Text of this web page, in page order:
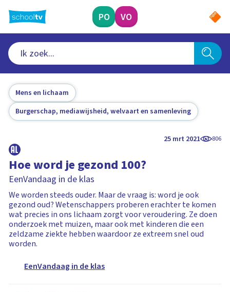
naar
hoofdinhoud
PO VO
Mens en lichaam
Burgerschap, mediawijsheid, welvaart en samenleving
25 mrt 2021 806
Hoe word je gezond 100?
EenVandaag in de klas
We worden steeds ouder. Maar de vraag is: word je ook
gezond oud? Wetenschappers proberen erachter te komen
wat precies in ons lichaam zorgt voor veroudering. Ze doen
onderzoek met muizen, maar ook met kinderen die een
zeldzame ziekte hebben waardoor ze extreem snel oud
worden.
EenVandaag in de klas